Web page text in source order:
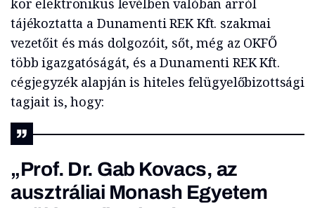
tájékoztatta a Dunamenti REK Kft. szakmai
vezetőit és más dolgozóit, sőt, még az OKFŐ
több igazgatóságát, és a Dunamenti REK Kft.
cégjegyzék alapján is hiteles felügyelőbizottsági
tagjait is, hogy:
„Prof. Dr. Gab Kovacs, az
ausztráliai Monash Egyetem